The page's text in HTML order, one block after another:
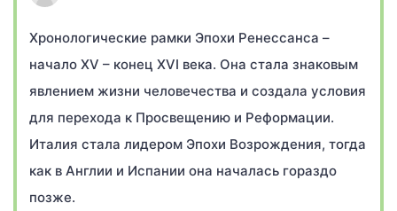
Хронологические рамки Эпохи Ренессанса –
начало XV – конец XVI века. Она стала знаковым
явлением жизни человечества и создала условия
для перехода к Просвещению и Реформации.
Италия стала лидером Эпохи Возрождения, тогда
как в Англии и Испании она началась гораздо
позже.